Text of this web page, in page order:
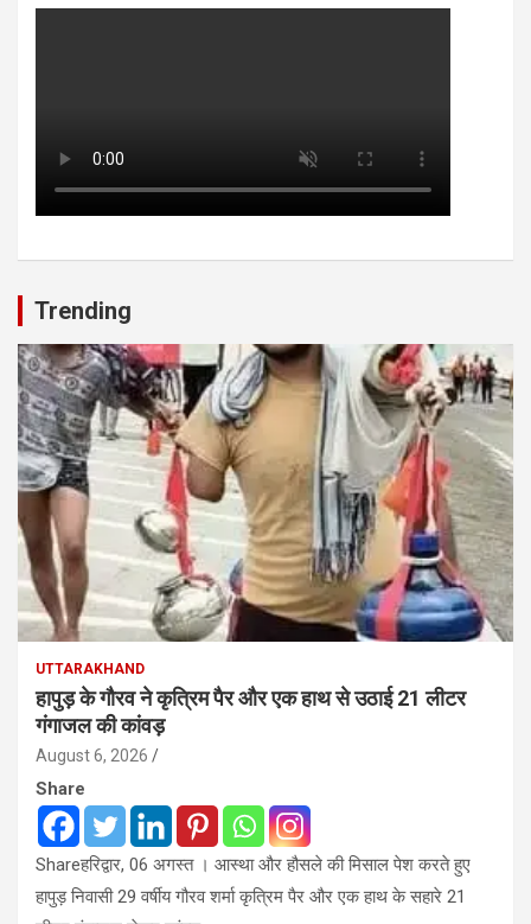
Trending
UTTARAKHAND
हापुड़ के गौरव ने कृत्रिम पैर और एक हाथ से उठाई 21 लीटर
गंगाजल की कांवड़
August 6, 2026
Share
Shareहरिद्वार, 06 अगस्त । आस्था और हौसले की मिसाल पेश करते हुए
हापुड़ निवासी 29 वर्षीय गौरव शर्मा कृत्रिम पैर और एक हाथ के सहारे 21